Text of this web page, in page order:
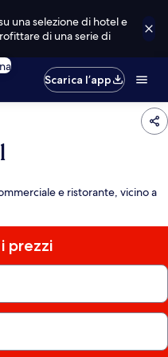
una selezione di hotel e
di una serie di
Scarica l’app
e ristorante, vicino a
prezzi